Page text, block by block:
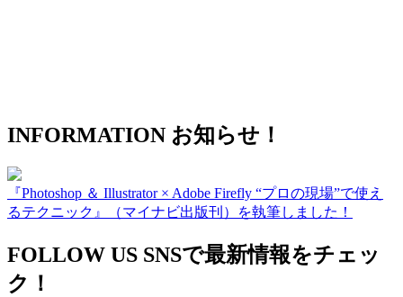
INFORMATION お知らせ！
『Photoshop ＆ Illustrator × Adobe Firefly “プロの現場”で使え
るテクニック』（マイナビ出版刊）を執筆しました！
FOLLOW US SNSで最新情報をチェッ
ク！